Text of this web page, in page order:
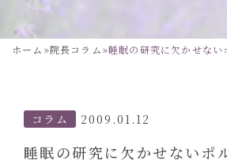
ホーム »院長コラム»睡眠の研究に欠かせない
コラム 2009.01.12
睡眠の研究に欠かせないポ